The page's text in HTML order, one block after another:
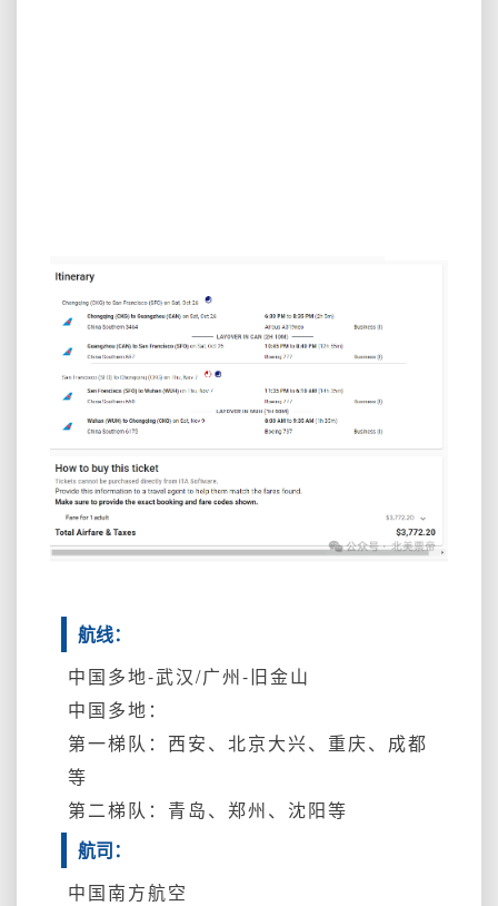
航线：
中国多地-武汉/广州-旧金山
中国多地：
第一梯队：西安、北京大兴、重庆、成都
等
第二梯队：青岛、郑州、沈阳等
航司：
中国南方航空